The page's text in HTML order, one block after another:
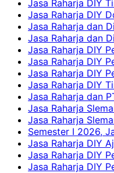
Jasa Raharja DIY
Jasa Raharja DIY
Jasa Raharja dan
Jasa Raharja dan
Jasa Raharja DIY
Jasa Raharja DIY
Jasa Raharja DIY
Jasa Raharja DIY
Jasa Raharja dan
Jasa Raharja
Jasa Raharja
Semester I 2026,
Jasa Raharja DIY
Jasa Raharja DIY
Jasa Raharja DIY